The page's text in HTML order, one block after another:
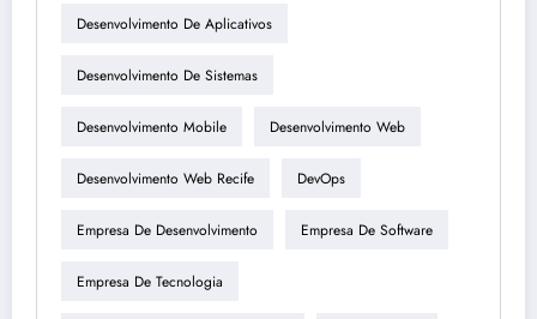
Desenvolvimento De Aplicativos
Desenvolvimento De Sistemas
Desenvolvimento Mobile Desenvolvimento Web
Desenvolvimento Web Recife DevOps
Empresa De Desenvolvimento Empresa De Software
Empresa De Tecnologia